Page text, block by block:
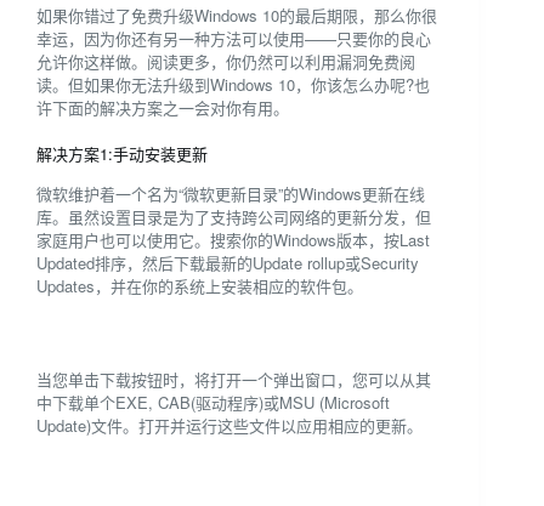
如果你错过了免费升级Windows 10的最后期限，那么你很
幸运，因为你还有另一种方法可以使用——只要你的良心
允许你这样做。阅读更多，你仍然可以利用漏洞免费阅
读。但如果你无法升级到Windows 10，你该怎么办呢?也
许下面的解决方案之一会对你有用。
解决方案1:手动安装更新
微软维护着一个名为“微软更新目录”的Windows更新在线
库。虽然设置目录是为了支持跨公司网络的更新分发，但
家庭用户也可以使用它。搜索你的Windows版本，按Last
Updated排序，然后下载最新的Update rollup或Security
Updates，并在你的系统上安装相应的软件包。
当您单击下载按钮时，将打开一个弹出窗口，您可以从其
中下载单个EXE, CAB(驱动程序)或MSU (Microsoft
Update)文件。打开并运行这些文件以应用相应的更新。